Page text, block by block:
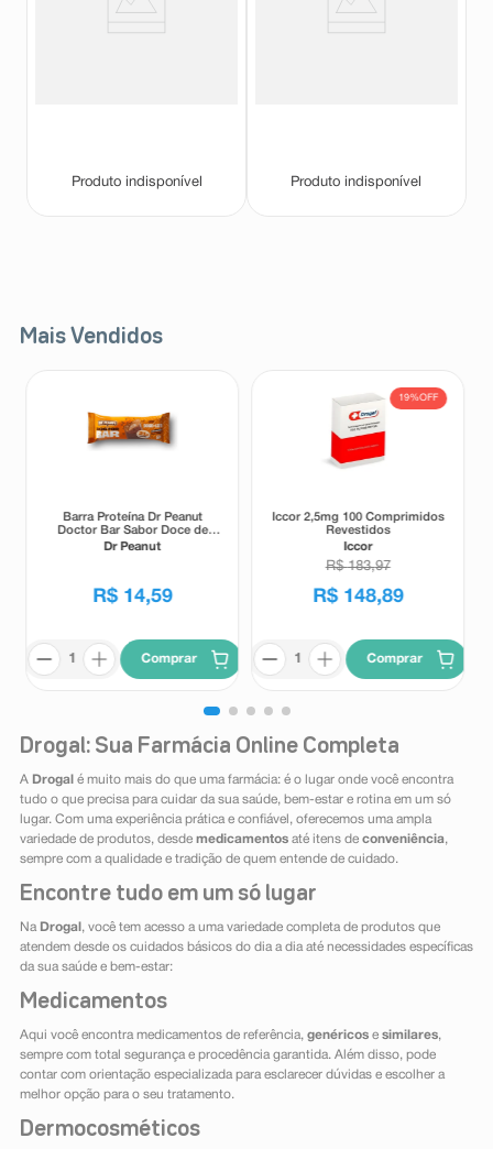
Sorvete Kibon Inspirações
Produto indisponível
Sorvete Kibon Inspirações Torta
Produto indisponível
Mais Vendidos
Barra Proteína Dr Peanut
Doctor Bar Sabor Doce de
Leite 62g
Dr Peanut
R$ 14,59
Comprar
19%OFF
Iccor 2,5mg 100 Comprimidos
Revestidos
Iccor
R$ 183,97
R$ 148,89
Comprar
Drogal: Sua Farmácia Online Completa
A Drogal é muito mais do que uma farmácia: é o lugar onde você encontra
tudo o que precisa para cuidar da sua saúde, bem-estar e rotina em um só
lugar. Com uma experiência prática e confiável, oferecemos uma ampla
variedade de produtos, desde medicamentosaté itens de conveniência,
sempre com a qualidade e tradição de quem entende de cuidado.
Encontre tudo em um só lugar
Na Drogal , você tem acesso a uma variedade completa de produtos que
atendem desde os cuidados básicos do dia a dia até necessidades específicas
da sua saúde e bem-estar:
Medicamentos
Aqui você encontra medicamentos de referência, genéricose similares,
sempre com total segurança e procedência garantida. Além disso, pode
contar com orientação especializada para esclarecer dúvidas e escolher a
melhor opção para o seu tratamento.
Dermocosméticos